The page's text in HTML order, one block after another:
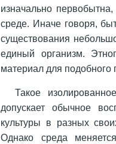
изначально
среде. Иначе говоря,
существования
единый организм.
материал для
Такое
допускает обычное
культуры в разных
Однако среда